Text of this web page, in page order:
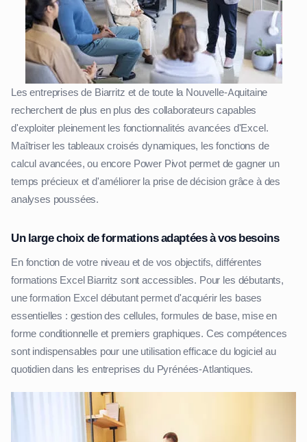
Les entreprises de Biarritz et de toute la Nouvelle-Aquitaine
recherchent de plus en plus des collaborateurs capables
d'exploiter pleinement les fonctionnalités avancées d'Excel.
Maîtriser les tableaux croisés dynamiques, les fonctions de
calcul avancées, ou encore Power Pivot permet de gagner un
temps précieux et d'améliorer la prise de décision grâce à des
analyses poussées.
Un large choix de formations adaptées à vos besoins
En fonction de votre niveau et de vos objectifs, différentes
formations Excel Biarritz sont accessibles. Pour les débutants,
une formation Excel débutant permet d'acquérir les bases
essentielles : gestion des cellules, formules de base, mise en
forme conditionnelle et premiers graphiques. Ces compétences
sont indispensables pour une utilisation efficace du logiciel au
quotidien dans les entreprises du Pyrénées-Atlantiques.